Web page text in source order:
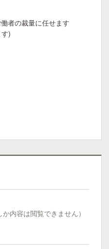
者の裁量に任せます
)
内容は閲覧できません）